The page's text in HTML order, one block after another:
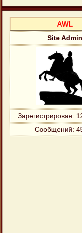
AWL
Site Admin
Зарегистрирован:
Сообщений: